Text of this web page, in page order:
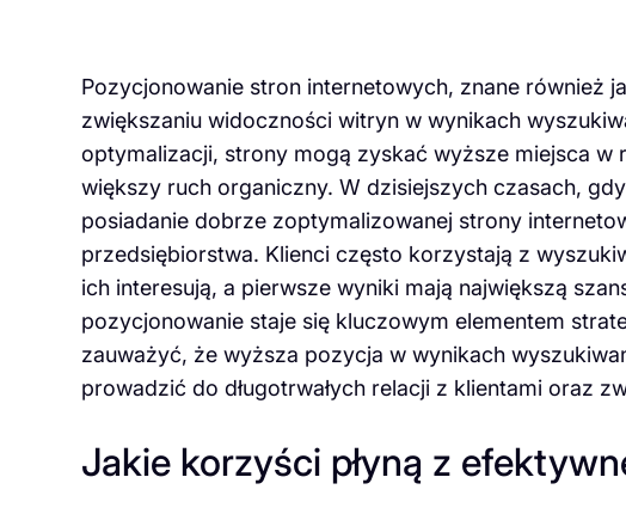
Pozycjonowanie stron internetowych, znane również
zwiększaniu widoczności witryn w wynikach
optymalizacji, strony mogą zyskać wyższe miejsca w
większy ruch organiczny. W dzisiejszych czasach,
posiadanie dobrze zoptymalizowanej strony
przedsiębiorstwa. Klienci często korzystają z
ich interesują, a pierwsze wyniki mają największą
pozycjonowanie staje się kluczowym elementem
zauważyć, że wyższa pozycja w wynikach
prowadzić do długotrwałych relacji z klientami oraz
Jakie korzyści płyną z